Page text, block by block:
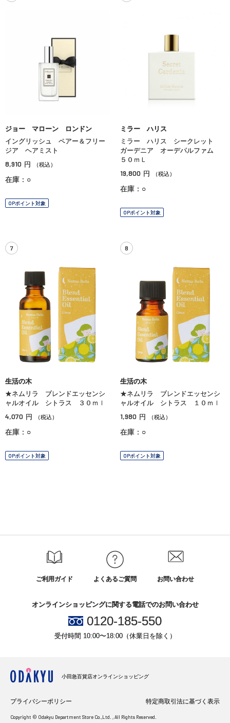
ジョー マローン ロンドン
イングリッシュ ペアー＆フリー
ジア ヘアミスト
8,910 円 （税込）
在庫：○
OPポイント対象
ミラー ハリス
ミラー ハリス シークレット
ガーデニア オーデパルファム
５０ｍＬ
19,800 円 （税込）
在庫：○
OPポイント対象
7
生活の木
★ネムリラ ブレンドエッセンシ
ャルオイル シトラス ３０ｍｌ
4,070 円 （税込）
在庫：○
OPポイント対象
8
生活の木
★ネムリラ ブレンドエッセンシ
ャルオイル シトラス １０ｍｌ
1,980 円 （税込）
在庫：○
OPポイント対象
ご利用ガイド よくあるご質問 お問い合わせ
オンラインショッピングに関する電話でのお問い合わせ
0120-185-550
受付時間 10:00〜18:00（休業日を除く）
小田急百貨店オンラインショッピング
プライバシーポリシー 特定商取引法に基づく表示
Copyright © Odakyu Department Store Co.,Ltd. , All Rights Reserved.